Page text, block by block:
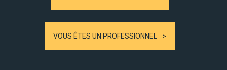
VOUS ÊTES UN PROFESSIONNEL